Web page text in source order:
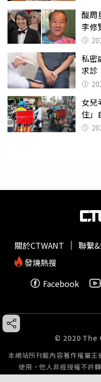
酸周
李修
私密
求診
女兒
住」
幫付
關於CTWANT 聯繫
發燒熱搜
Facebook
© 2020 The
本網站所刊載內容著作權屬
使用，他人非經授權不許